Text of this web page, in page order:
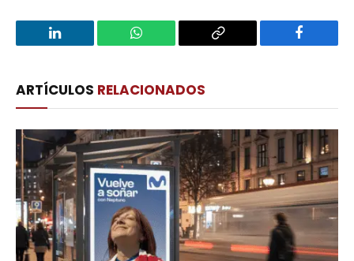
LinkedIn WhatsApp
Copy
Facebook
ARTÍCULOS RELACIONADOS